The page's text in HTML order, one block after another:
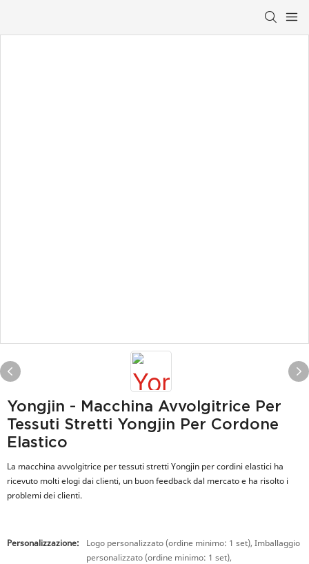
Yongjin - Macchina Avvolgitrice Per
Tessuti Stretti Yongjin Per Cordone
Elastico
La macchina avvolgitrice per tessuti stretti Yongjin per cordini elastici ha
ricevuto molti elogi dai clienti, un buon feedback dal mercato e ha risolto i
problemi dei clienti.
Personalizzazione:
Logo personalizzato (ordine minimo: 1 set), Imballaggio
personalizzato (ordine minimo: 1 set),